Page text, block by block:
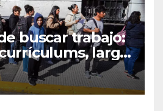
buscar trabajo:
larga
puestos